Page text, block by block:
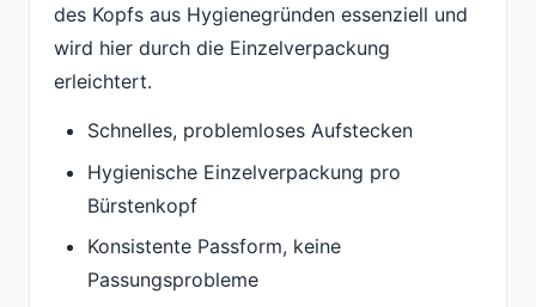
des Kopfs aus Hygienegründen essenziell und
wird hier durch die Einzelverpackung
erleichtert.
Schnelles, problemloses Aufstecken
Hygienische Einzelverpackung pro
Bürstenkopf
Konsistente Passform, keine
Passungsprobleme